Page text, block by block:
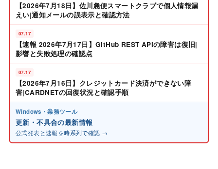
【2026年7月18日】佐川急便スマートクラブで個人情報漏
えい|通知メールの誤表示と確認方法
07.17
【速報 2026年7月17日】GitHub REST APIの障害は復旧|
影響と失敗処理の確認点
07.17
【2026年7月16日】クレジットカード決済ができない障
害|CARDNETの回復状況と確認手順
Windows・業務ツール
更新・不具合の最新情報
公式発表と速報を時系列で確認 →